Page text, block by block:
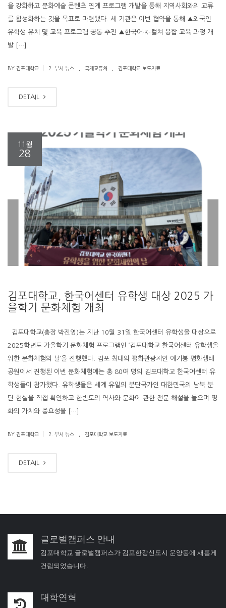
을 강화하고 문화예술 콘텐츠 연계 프로그램 개발을 통해 지역사회와의 교류
를 활성화하는 것을 목표로 마련됐다. 세 기관은 이번 협약을 통해 ▲외국인
유학생 유치 및 교육 프로그램 공동 추진 ▲한국어·K-컬쳐 융합 교육 과정 개
발 […]
BY 김포대학교 2. 부서 뉴스 국제교류처 김포대학교 보도자료
DETAIL
11월
28
김포대학교, 한국어센터 유학생 대상 2025 가
을학기 문화체험 개최
김포대학교(총장 박진영)는 지난 10월 31일 한국어센터 유학생을 대상으로
2025학년도 가을학기 문화체험 프로그램인 ‘김포대학교 한국어센터 유학생을
위한 문화체험의 날’을 진행했다. 김포 최대의 평화관광지인 애기봉 평화생태
공원에서 진행된 이번 문화체험에는 총 80여 명의 김포대학교 한국어센터 유
학생들이 참가했다. 유학생들은 세계 유일의 분단국가인 대한민국의 남북 분
단 현실을 직접 확인하고 한반도의 역사와 문화에 관한 전문 해설을 들으며 평
화의 가치와 중요성을 […]
BY 김포대학교 2. 부서 뉴스 김포대학교 보도자료
DETAIL
글로벌캠퍼스 안내
김포대학교 글로벌캠퍼스가 김포한강신도시 운양동에 새롭게
건립되었습니다.
대학연혁